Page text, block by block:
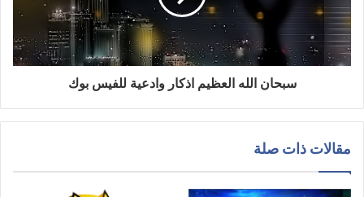
سبحان الله العظيم اذكار وادعية للفيس بوك
مقالات ذات صلة